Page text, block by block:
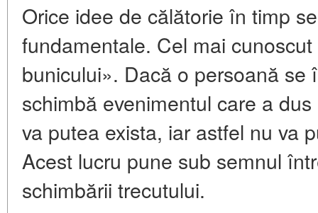
Orice idee de călătorie în timp
fundamentale. Cel mai
bunicului». Dacă o persoană se
schimbă evenimentul care a
va putea exista, iar astfel nu va
Acest lucru pune sub semnul
schimbării trecutului.